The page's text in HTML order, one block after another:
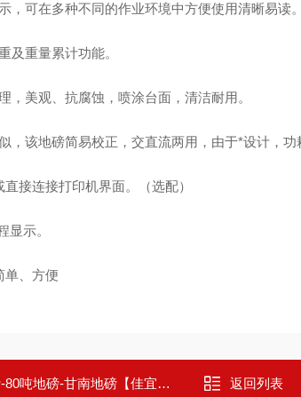
，可在多种不同的作业环境中方便使用清晰易读
及重量累计功能。
，美观、抗腐蚀，喷涂台面，清洁耐用。
，该地磅简易校正，交直流两用，由于*设计，功
接连接打印机界面。（选配）
显示。
单、方便
吨地磅-甘南地磅【佳宜电子】 返回列表